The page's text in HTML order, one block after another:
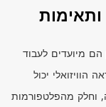
הם מיועדים לעבוד
הוויזואלי יכול
וחלק מהפלטפורמות